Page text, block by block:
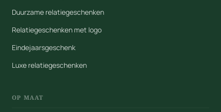
Duurzame relatiegeschenken
Relatiegeschenken met logo
Eindejaarsgeschenk
Luxe relatiegeschenken
OP MAAT